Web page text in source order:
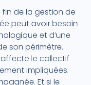
fin de la gestion de
peut avoir besoin
et d’une
son périmètre.
le collectif
impliquées.
Et si le